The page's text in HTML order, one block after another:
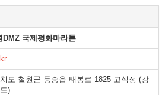
DMZ 국제평화마라톤
도 철원군 동송읍 태봉로 1825 고석정 (강
)